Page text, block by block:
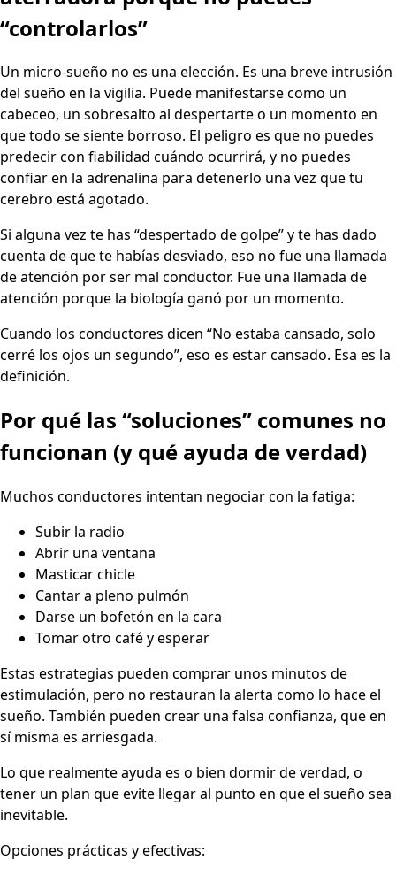
“controlarlos”
Un micro-sueño no es una elección. Es una breve intrusión
del sueño en la vigilia. Puede manifestarse como un
cabeceo, un sobresalto al despertarte o un momento en
que todo se siente borroso. El peligro es que no puedes
predecir con fiabilidad cuándo ocurrirá, y no puedes
confiar en la adrenalina para detenerlo una vez que tu
cerebro está agotado.
Si alguna vez te has “despertado de golpe” y te has dado
cuenta de que te habías desviado, eso no fue una llamada
de atención por ser mal conductor. Fue una llamada de
atención porque la biología ganó por un momento.
Cuando los conductores dicen “No estaba cansado, solo
cerré los ojos un segundo”, eso es estar cansado. Esa es la
definición.
Por qué las “soluciones” comunes no
funcionan (y qué ayuda de verdad)
Muchos conductores intentan negociar con la fatiga:
Subir la radio
Abrir una ventana
Masticar chicle
Cantar a pleno pulmón
Darse un bofetón en la cara
Tomar otro café y esperar
Estas estrategias pueden comprar unos minutos de
estimulación, pero no restauran la alerta como lo hace el
sueño. También pueden crear una falsa confianza, que en
sí misma es arriesgada.
Lo que realmente ayuda es o bien dormir de verdad, o
tener un plan que evite llegar al punto en que el sueño sea
inevitable.
Opciones prácticas y efectivas: